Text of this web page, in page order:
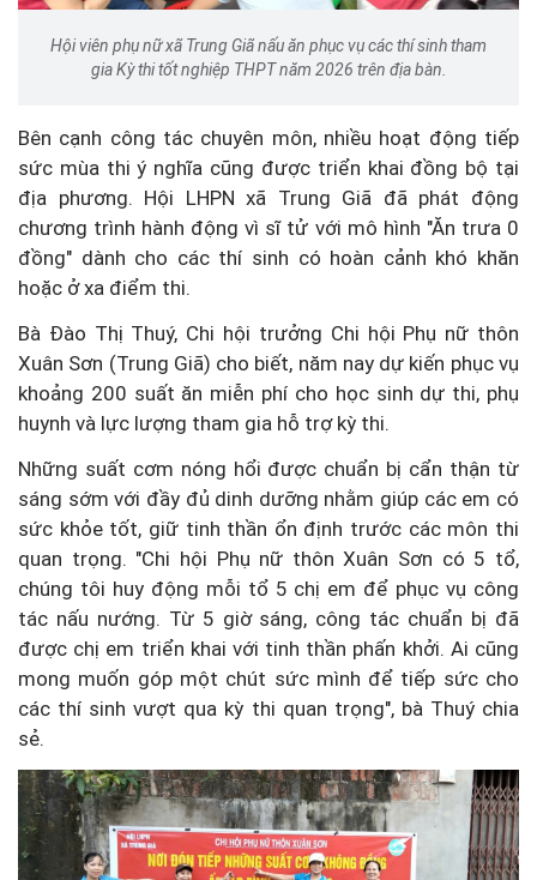
Hội viên phụ nữ xã Trung Giã nấu ăn phục vụ các thí sinh tham
gia Kỳ thi tốt nghiệp THPT năm 2026 trên địa bàn.
Bên cạnh công tác chuyên môn, nhiều hoạt động tiếp
sức mùa thi ý nghĩa cũng được triển khai đồng bộ tại
địa phương. Hội LHPN xã Trung Giã đã phát động
chương trình hành động vì sĩ tử với mô hình "Ăn trưa 0
đồng" dành cho các thí sinh có hoàn cảnh khó khăn
hoặc ở xa điểm thi.
Bà Đào Thị Thuý, Chi hội trưởng Chi hội Phụ nữ thôn
Xuân Sơn (Trung Giã) cho biết, năm nay dự kiến phục vụ
khoảng 200 suất ăn miễn phí cho học sinh dự thi, phụ
huynh và lực lượng tham gia hỗ trợ kỳ thi.
Những suất cơm nóng hổi được chuẩn bị cẩn thận từ
sáng sớm với đầy đủ dinh dưỡng nhằm giúp các em có
sức khỏe tốt, giữ tinh thần ổn định trước các môn thi
quan trọng. "Chi hội Phụ nữ thôn Xuân Sơn có 5 tổ,
chúng tôi huy động mỗi tổ 5 chị em để phục vụ công
tác nấu nướng. Từ 5 giờ sáng, công tác chuẩn bị đã
được chị em triển khai với tinh thần phấn khởi. Ai cũng
mong muốn góp một chút sức mình để tiếp sức cho
các thí sinh vượt qua kỳ thi quan trọng", bà Thuý chia
sẻ.